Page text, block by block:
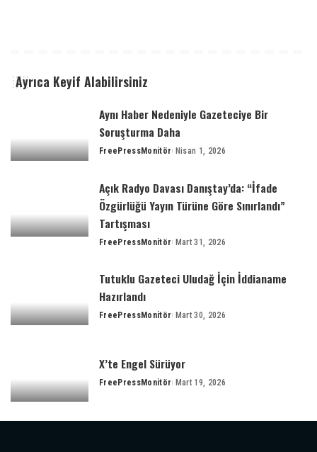
Ayrıca Keyif Alabilirsiniz
Aynı Haber Nedeniyle Gazeteciye Bir
Soruşturma Daha
FreePressMonitör Nisan 1, 2026
Açık Radyo Davası Danıştay’da: “İfade
Özgürlüğü Yayın Türüne Göre Sınırlandı”
Tartışması
FreePressMonitör Mart 31, 2026
Tutuklu Gazeteci Uludağ İçin İddianame
Hazırlandı
FreePressMonitör Mart 30, 2026
X’te Engel Sürüyor
FreePressMonitör Mart 19, 2026